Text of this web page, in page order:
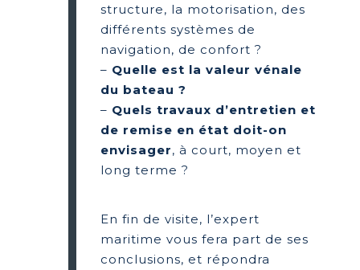
structure, la motorisation, des
différents systèmes de
navigation, de confort ?
– Quelle est la valeur vénale
du bateau ?
– Quels travaux d’entretien et
de remise en état doit-on
envisager, à court, moyen et
long terme ?
En fin de visite, l’expert
maritime vous fera part de ses
conclusions, et répondra